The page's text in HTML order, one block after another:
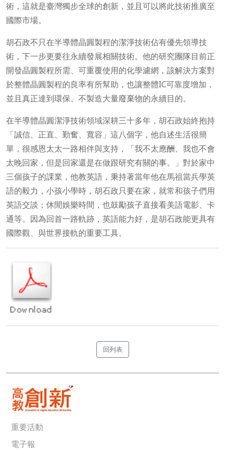
術，這就是臺灣獨步全球的創新，並且可以將此技術推廣至
國際市場。
胡石政不只在半導體晶圓製程的潔淨技術佔有優先領導技
術，下一步更要往永續發展相關技術。他的研究團隊目前正
開發晶圓製程所需、可重覆使用的化學濾網，該解決方案對
於整體晶圓製程的良率有所幫助，也讓整體IC可靠度增加，
並且真正達到環保、不製造大量廢棄物的永續目的。
在半導體晶圓潔淨技術領域深耕三十多年，胡石政始終抱持
「誠信、正直、勤奮、寬容」這八個字，他自述生活很簡
單，很感恩太太一路相伴與支持，「我不太應酬、我也不會
太晚回家，但是回家還是在做跟研究有關的事。」對於家中
三個孩子的課業，他教英語，秉持著當年他在馬祖當兵學英
語的毅力，小孩小學時，胡石政只要在家，就常和孩子們用
英語交談；休閒娛樂時間，也鼓勵孩子直接看美語電影、卡
通等。因為回首一路軌跡，英語能力好，是胡石政能更具有
國際觀、與世界接軌的重要工具。
回列表
重要活動
電子報